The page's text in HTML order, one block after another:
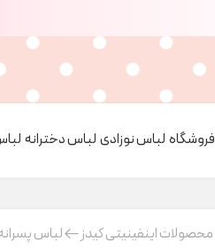
فروشگاه لباس نوزادی لباس دخترانه
محصولات اینفینیتی کیدز لباس